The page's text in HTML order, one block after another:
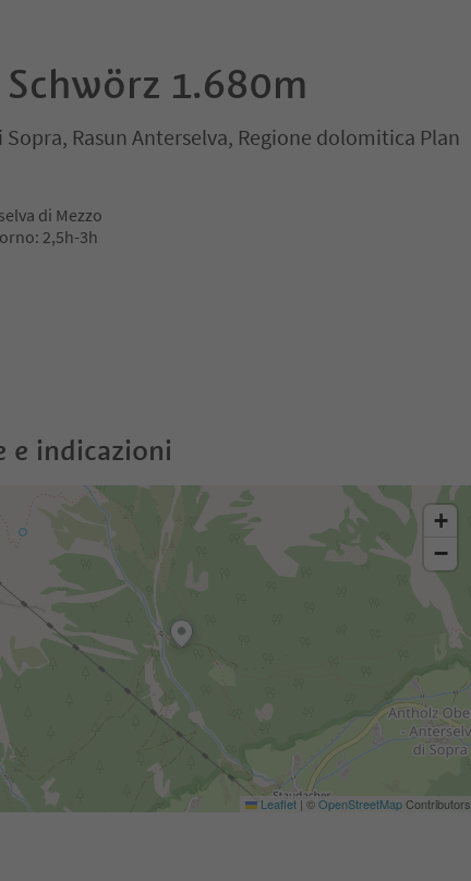
1.680m
Rasun Anterselva, Regione dolomitica Plan
di Mezzo
2,5h-3h
e indicazioni
+
−
Leaflet | ©OpenStreetMapContributors